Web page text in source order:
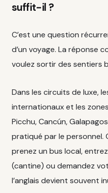
suffit-il ?
C’est une question
d’un voyage. La réponse
voulez sortir des sentiers
Dans les circuits de luxe,
internationaux et les
Picchu, Cancún,
pratiqué par le personnel.
prenez un bus local,
(cantine) ou demandez
l’anglais devient souvent